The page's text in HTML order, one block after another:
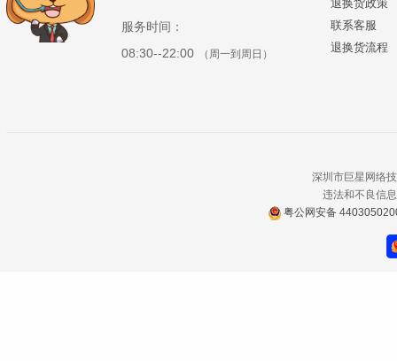
服务时间：
08:30--22:00
（周一到周日）
退换货政策
联系客服
退换货流程
深圳市巨星网络
违法和不良信
粤公网安备